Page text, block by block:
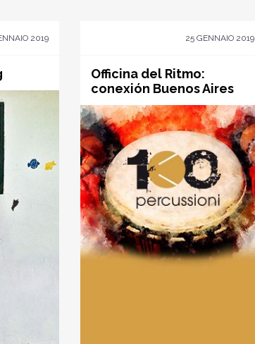
2019 25 GENNAIO 2019
Officina del Ritmo:
conexión Buenos Aires